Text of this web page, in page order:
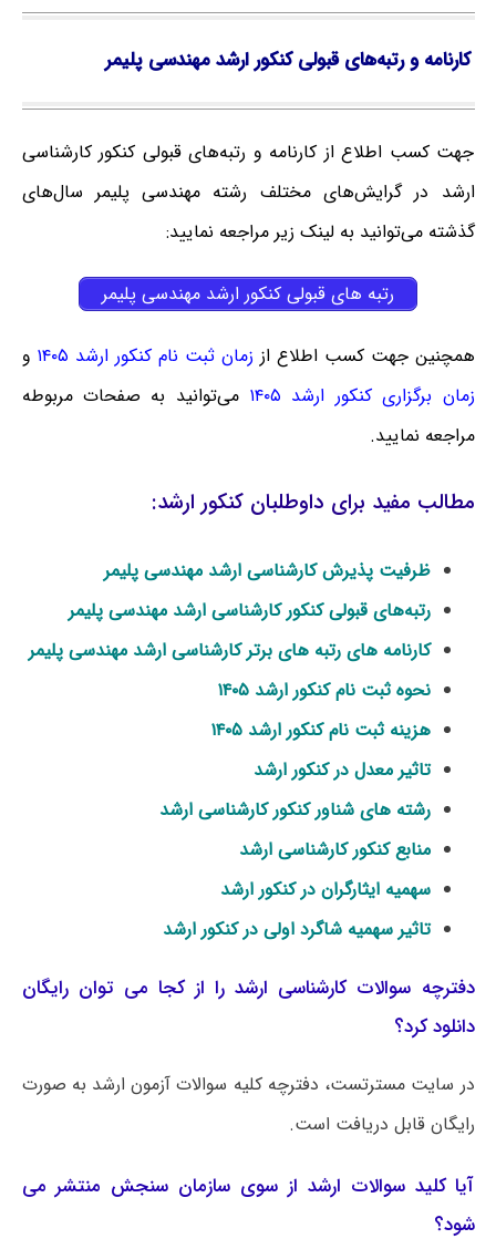
کارنامه و رتبه‌های قبولی کنکور ارشد مهندسی پلیمر
جهت کسب اطلاع از کارنامه و رتبه‌های قبولی کنکور کارشناسی
ارشد در گرایش‌های مختلف رشته مهندسی پلیمر سال‌های
گذشته می‌توانید به لینک زیر مراجعه نمایید:
رتبه های قبولی کنکور ارشد مهندسی پلیمر
همچنین جهت کسب اطلاع از زمان ثبت نام کنکور ارشد ۱۴۰۵
و
زمان برگزاری کنکور ارشد ۱۴۰۵
می‌توانید به صفحات مربوطه
مراجعه نمایید.
مطالب مفید برای داوطلبان کنکور ارشد:
ظرفیت پذیرش کارشناسی ارشد مهندسی پلیمر
رتبه‌های قبولی کنکور کارشناسی ارشد مهندسی پلیمر
کارنامه های رتبه های برتر کارشناسی ارشد مهندسی پلیمر
نحوه ثبت نام کنکور ارشد ۱۴۰۵
هزینه ثبت نام کنکور ارشد ۱۴۰۵
تاثیر معدل در کنکور ارشد
رشته های شناور کنکور کارشناسی ارشد
منابع کنکور کارشناسی ارشد
سهمیه ایثارگران در کنکور ارشد
تاثیر سهمیه شاگرد اولی در کنکور ارشد
دفترچه سوالات کارشناسی ارشد را از کجا می توان رایگان
دانلود کرد؟
در سایت مسترتست، دفترچه کلیه سوالات آزمون ارشد به صورت
رایگان قابل دریافت است.
آیا کلید سوالات ارشد از سوی سازمان سنجش منتشر می
شود؟